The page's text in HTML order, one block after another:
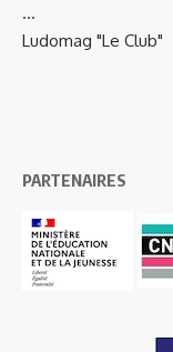
…
Ludomag "Le Club"
PARTENAIRES